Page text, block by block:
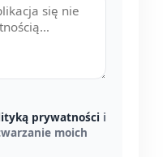
prywatności i
moich